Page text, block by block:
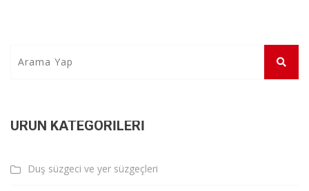
ÜRÜN KATEGORILERI
Duş süzgeci ve yer süzgeçleri